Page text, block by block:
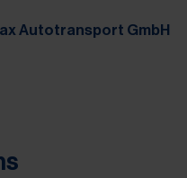
Autotransport GmbH